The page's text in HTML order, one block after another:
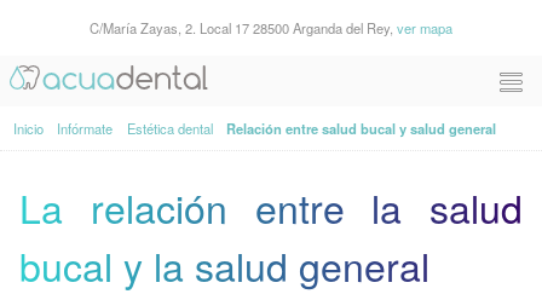
C/María Zayas, 2. Local 17 28500 Arganda del Rey, ver mapa
Inicio Infórmate Estética dental Relación entre salud bucal y salud general
La relación entre la salud
bucal y la salud general